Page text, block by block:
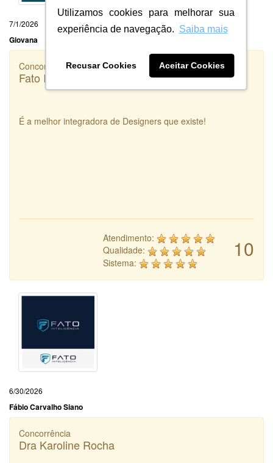
Utilizamos cookies para melhorar sua
experiência de navegação. Saiba mais
Recusar Cookies Aceitar Cookies
7/1/2026
Giovana
Concorrência
Fato Inteligência
É a melhor integradora de Designers que existe!
10
Atendimento:
Qualidade:
Sistema:
6/30/2026
Fábio Carvalho Siano
Concorrência
Dra Karoline Rocha